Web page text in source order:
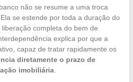
não se resume a uma troca
se estende por toda a duração do
completa do bem de
explica por que a
capaz de tratar rapidamente os
diretamente o prazo de
imobiliária.